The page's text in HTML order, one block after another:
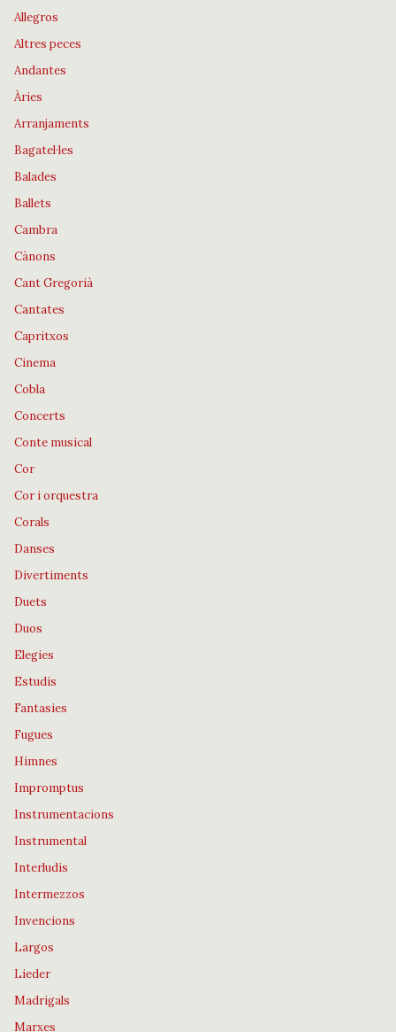
Allegros
Altres peces
Andantes
Àries
Arranjaments
Bagatel·les
Balades
Ballets
Cambra
Cànons
Cant Gregorià
Cantates
Capritxos
Cinema
Cobla
Concerts
Conte musical
Cor
Cor i orquestra
Corals
Danses
Divertiments
Duets
Duos
Elegies
Estudis
Fantasies
Fugues
Himnes
Impromptus
Instrumentacions
Instrumental
Interludis
Intermezzos
Invencions
Largos
Lieder
Madrigals
Marxes